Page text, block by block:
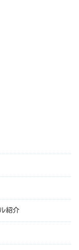
紹介